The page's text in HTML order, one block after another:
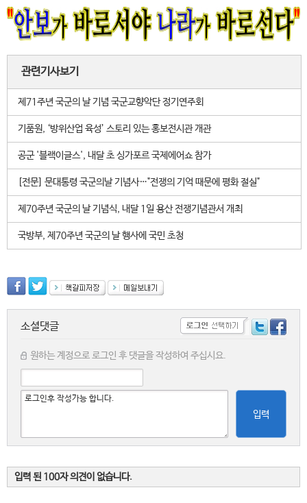
관련기사보기
제71주년 국군의 날 기념 국군교향악단 정기연주회
기품원, ‘방위산업 육성’ 스토리 있는 홍보전시관 개관
공군 '블랙이글스', 내달 초 싱가포르 국제에어쇼 참가
[전문] 문대통령 국군의날 기념사…"전쟁의 기억 때문에 평화 절실"
제70주년 국군의 날 기념식, 내달 1일 용산 전쟁기념관서 개최
국방부, 제70주년 국군의 날 행사에 국민 초청
소셜댓글
원하는 계정으로 로그인 후 댓글을 작성하여 주십시요.
입력
입력 된 100자 의견이 없습니다.